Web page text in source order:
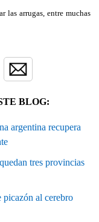
las arrugas, entre muchas
BLOG:
argentina recupera
tres provincias
picazón al cerebro